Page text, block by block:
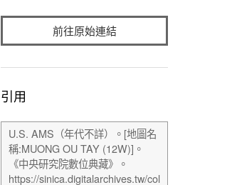
前往原始連結
引用